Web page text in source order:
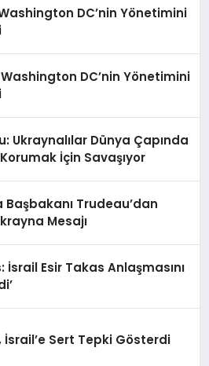
DC’nin Yönetimini
DC’nin Yönetimini
Ukraynalılar Dünya Çapında
İçin Savaşıyor
Başbakanı Trudeau’dan
Mesajı
İsrail Esir Takas Anlaşmasını
İsrail’e Sert Tepki Gösterdi